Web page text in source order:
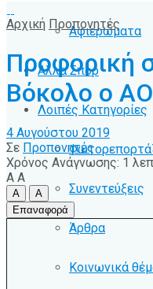
Αφιερώματα
Άλλα Σπόρ
Λοιπές Κατηγορίες
Συνεντεύξεις
Άρθρα
Κοινωνικά
Αρχική Προπονητές
Προφορική
Βόκολο ο
4 Αυγούστου 2019
Σε Προπονητές
Χρόνος Ανάγνωσης: 1
A A
A
A
Επαναφορά